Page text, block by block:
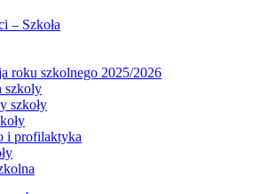
– Szkoła
roku szkolnego 2025/2026
szkoly
szkoły
i profilaktyka